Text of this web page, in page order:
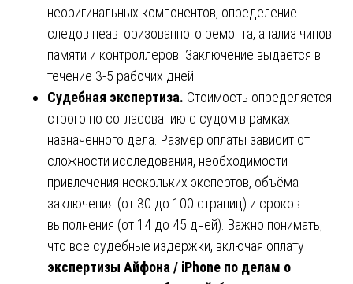
неоригинальных компонентов, определение
следов неавторизованного ремонта, анализ чипов
памяти и контроллеров. Заключение выдаётся в
течение 3-5 рабочих дней.
Судебная экспертиза. Стоимость определяется
строго по согласованию с судом в рамках
назначенного дела. Размер оплаты зависит от
сложности исследования, необходимости
привлечения нескольких экспертов, объёма
заключения (от 30 до 100 страниц) и сроков
выполнения (от 14 до 45 дней). Важно понимать,
что все судебные издержки, включая оплату
экспертизы Айфона / iPhone по делам о